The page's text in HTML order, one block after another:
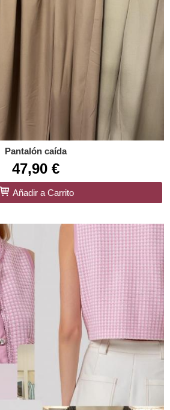
Pantalón caída
47,90 €
Añadir a Carrito